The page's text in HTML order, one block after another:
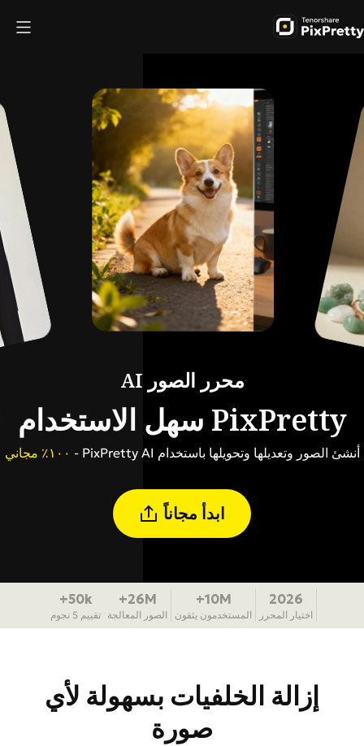
محرر الصور AI
PixPretty سهل الاستخدام
أنشئ الصور وتعديلها وتحويلها باستخدام PixPretty AI - ١٠٠٪ مجاني
ابدأ مجاناً
2026
اختيار المحرر
10M+
المستخدمون يثقون
26M+
الصور المعالجة
50k+
تقييم 5 نجوم
إزالة الخلفيات بسهولة لأي
صورة